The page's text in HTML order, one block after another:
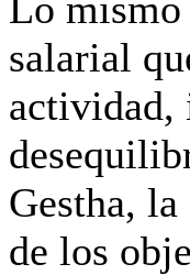
salarial
actividad,
Gestha,
de los